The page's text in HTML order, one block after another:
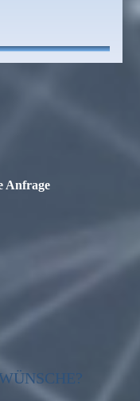
Anfrage